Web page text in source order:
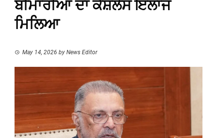
ਬੀਮਾਰੀਆਂ ਦਾ ਕੈਸ਼ਲੈੱਸ ਇਲਾਜ
ਮਿਲਿਆ
May 14, 2026 by News Editor